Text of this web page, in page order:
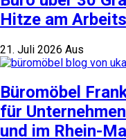
Hitze am
21. Juli 2026 Aus
Büromöbel
für
und im Rhein-